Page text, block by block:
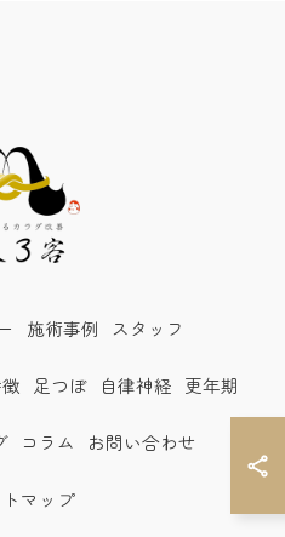
施術事例 スタッフ
足つぼ 自律神経 更年期
コラム お問い合わせ
マップ